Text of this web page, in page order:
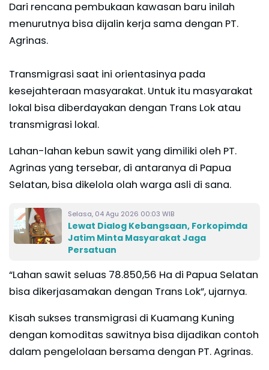
Dari rencana pembukaan kawasan baru inilah
menurutnya bisa dijalin kerja sama dengan PT.
Agrinas.
Transmigrasi saat ini orientasinya pada
kesejahteraan masyarakat. Untuk itu masyarakat
lokal bisa diberdayakan dengan Trans Lok atau
transmigrasi lokal.
Lahan-lahan kebun sawit yang dimiliki oleh PT.
Agrinas yang tersebar, di antaranya di Papua
Selatan, bisa dikelola olah warga asli di sana.
Selasa, 04 Agu 2026 00:03 WIB
Lewat Dialog Kebangsaan, Forkopimda
Jatim Minta Masyarakat Jaga
Persatuan
“Lahan sawit seluas 78.850,56 Ha di Papua Selatan
bisa dikerjasamakan dengan Trans Lok”, ujarnya.
Kisah sukses transmigrasi di Kuamang Kuning
dengan komoditas sawitnya bisa dijadikan contoh
dalam pengelolaan bersama dengan PT. Agrinas.